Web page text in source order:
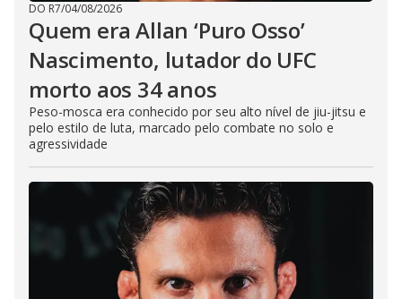
DO R7/04/08/2026
Quem era Allan ‘Puro Osso’
Nascimento, lutador do UFC
morto aos 34 anos
Peso-mosca era conhecido por seu alto nível de jiu-jitsu e
pelo estilo de luta, marcado pelo combate no solo e
agressividade